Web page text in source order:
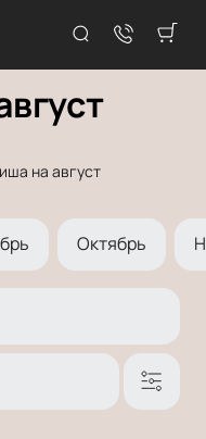
на август
Октябрь